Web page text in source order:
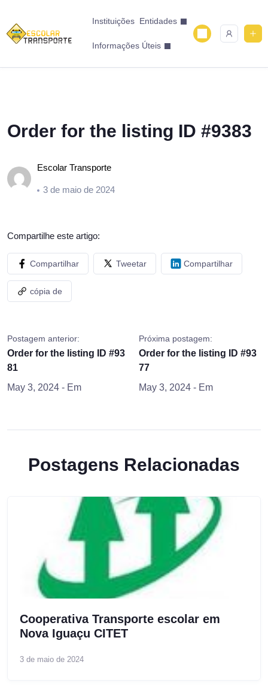
Instituições Entidades
Informações Úteis
Order for the listing ID #9383
Escolar Transporte
3 de maio de 2024
Compartilhe este artigo:
Compartilhar Tweetar Compartilhar
cópia de
Postagem anterior:
Order for the listing ID #93
81
May 3, 2024 - Em
Próxima postagem:
Order for the listing ID #93
77
May 3, 2024 - Em
Postagens Relacionadas
Cooperativa Transporte escolar em
Nova Iguaçu CITET
3 de maio de 2024